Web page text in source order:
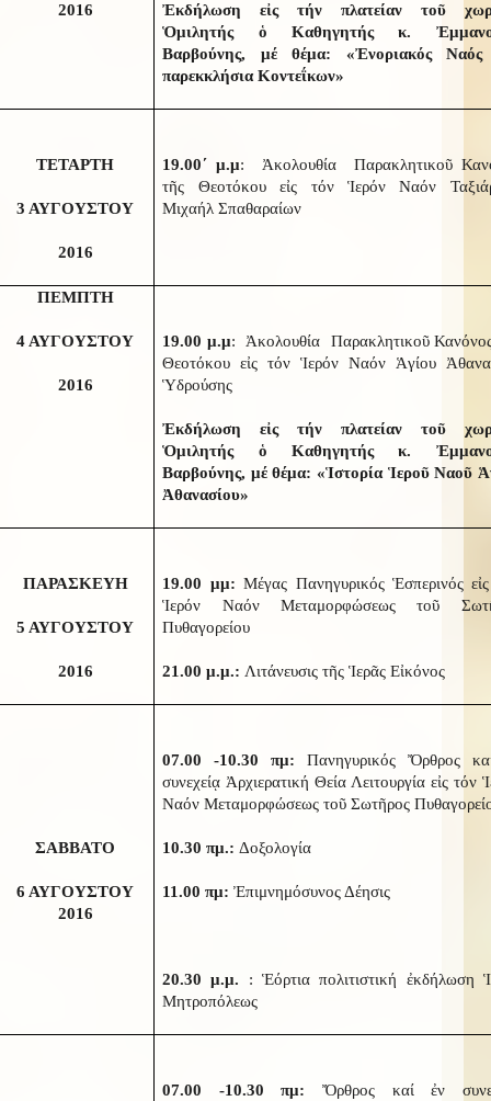
2016
Ἐκδήλωση εἰς τήν πλατείαν τοῦ
Ὁμιλητής ὁ Καθηγητής κ.
Βαρβούνης, μέ θέμα: «Ἐνοριακός Ναός
παρεκκλήσια Κοντεΐκων»
ΤΕΤΑΡΤΗ
3 ΑΥΓΟΥΣΤΟΥ
2016
19.00΄ μ.μ: Ἀκολουθία Παρακλητικοῦ
τῆς Θεοτόκου εἰς τόν Ἱερόν Ναόν
Μιχαήλ Σπαθαραίων
ΠΕΜΠΤΗ
4 ΑΥΓΟΥΣΤΟΥ
2016
19.00 μ.μ: Ἀκολουθία Παρακλητικοῦ
Θεοτόκου εἰς τόν Ἱερόν Ναόν Ἁγίου
Ὑδρούσης
Ἐκδήλωση εἰς τήν πλατείαν τοῦ
Ὁμιλητής ὁ Καθηγητής κ.
Βαρβούνης, μέ θέμα: «Ἱστορία Ἱεροῦ Ναοῦ
Ἀθανασίου»
ΠΑΡΑΣΚΕΥΗ
5 ΑΥΓΟΥΣΤΟΥ
2016
19.00 μμ:Μέγας Πανηγυρικός Ἑσπερινός
Ἱερόν Ναόν Μεταμορφώσεως τοῦ
Πυθαγορείου
21.00 μ.μ.: Λιτάνευσις τῆς Ἱερᾶς Εἰκόνος
ΣΑΒΒΑΤΟ
6 ΑΥΓΟΥΣΤΟΥ
2016
07.00 -10.30 πμ: Πανηγυρικός Ὄρθρος
συνεχείᾳ Ἀρχιερατική Θεία Λειτουργία εἰς τόν
Ναόν Μεταμορφώσεως τοῦ Σωτῆρος
10.30 πμ.: Δοξολογία
11.00 πμ:Ἐπιμνημόσυνος Δέησις
20.30 μ.μ. : Ἑόρτια πολιτιστική ἐκδήλωση
Μητροπόλεως
07.00 -10.30 πμ: Ὄρθρος καί ἐν